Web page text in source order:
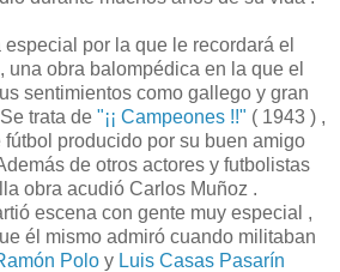
por la que le recordará el
una obra balompédica en la que el
sentimientos como gallego y gran
trata de "¡¡ Campeones !!" ( 1943 ) ,
producido por su buen amigo
de otros actores y futbolistas
obra acudió Carlos Muñoz .
escena con gente muy especial ,
él mismo admiró cuando militaban
Polo y Luis Casas Pasarín